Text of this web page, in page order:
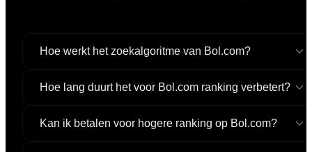
Hoe werkt het zoekalgoritme van Bol.com?
Hoe lang duurt het voor Bol.com ranking verbetert?
Kan ik betalen voor hogere ranking op Bol.com?